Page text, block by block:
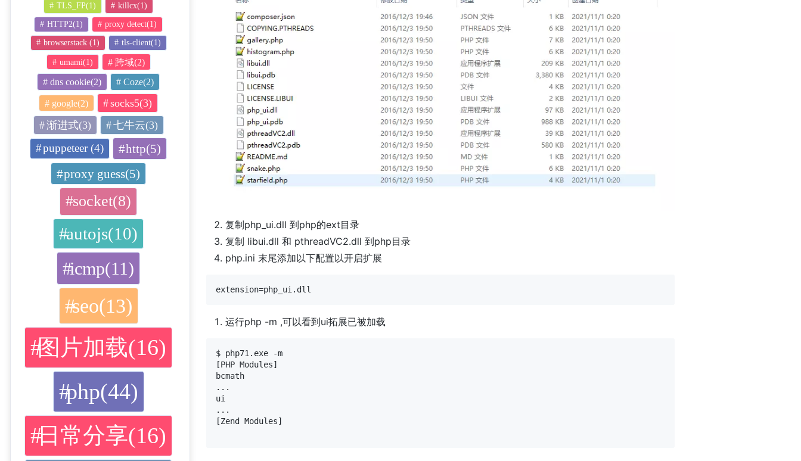
php(44)
图片加载(16)
日常分享(16)
seo(13)
icmp(11)
autojs(10)
socket(8)
proxy guess(5)
http(5)
puppeteer (4)
七牛云(3)
渐进式(3)
socks5(3)
google(2)
Coze(2)
dns cookie(2)
跨域(2)
umami(1)
tls-client(1)
browserstack (1)
proxy detect(1)
HTTP2(1)
killcx(1)
TLS_FP(1)
复制php_ui.dll 到php的ext目录
复制 libui.dll 和 pthreadVC2.dll 到php目录
php.ini 末尾添加以下配置以开启扩展
运行php -m ,可以看到ui拓展已被加载
$ php71.exe -m
[PHP Modules]
bcmath
...
ui
...
[Zend Modules]